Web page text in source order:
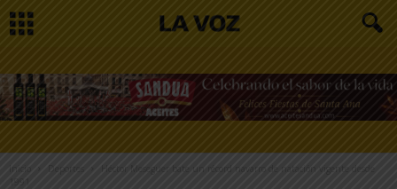
Inicio
Héctor Meseguer bate un récord navarro de natación vigente desde